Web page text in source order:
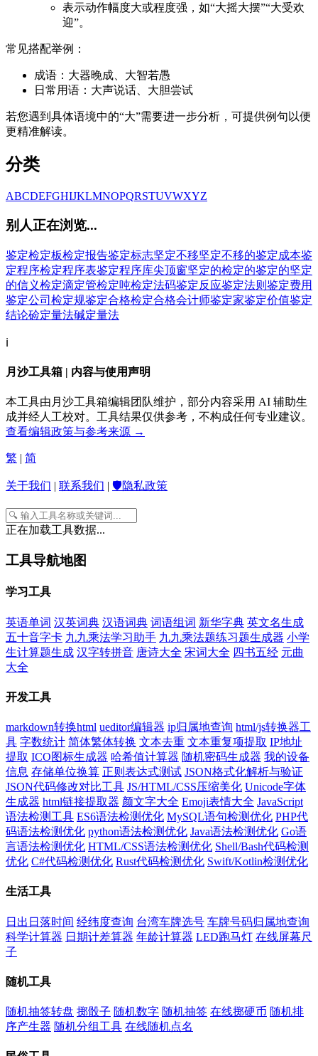
表示动作幅度大或程度强，如“大摇大摆”“大受欢
迎”。
常见搭配举例：
成语：大器晚成、大智若愚
日常用语：大声说话、大胆尝试
若您遇到具体语境中的“大”需要进一步分析，可提供例句以便
更精准解读。
分类
ABCDEFGHIJKLMNOPQRSTUVWXYZ
别人正在浏览...
鉴定检定板检定报告鉴定标志坚定不移坚定不移的鉴定成本鉴
定程序检定程序表鉴定程序库尖顶窗坚定的检定的鉴定的坚定
的信义检定滴定管检定吨检定法码鉴定反应鉴定法则 鉴定费用
鉴定公司 检定规鉴定合格检定合格会计师鉴定家鉴定价值鉴定
结论硷定量法碱定量法
ℹ️
月沙工具箱 | 内容与使用声明
本工具由月沙工具箱编辑团队维护，部分内容采用 AI 辅助生
成并经人工校对。工具结果仅供参考，不构成任何专业建议。
查看编辑政策与参考来源 →
繁 | 简
关于我们 | 联系我们 | 🛡️隐私政策
正在加载工具数据...
工具导航地图
学习工具
英语单词 汉英词典 汉语词典 词语组词 新华字典 英文名生成
五十音字卡 九九乘法学习助手 九九乘法题练习题生成器 小学
生计算题生成 汉字转拼音 唐诗大全 宋词大全 四书五经 元曲
大全
开发工具
markdown转换html ueditor编辑器 ip归属地查询 html/js转换器工
具 字数统计 简体繁体转换 文本去重 文本重复项提取 IP地址
提取 ICO图标生成器 哈希值计算器 随机密码生成器 我的设备
信息 存储单位换算 正则表达式测试 JSON格式化解析与验证
JSON代码修改对比工具 JS/HTML/CSS压缩美化 Unicode字体
生成器 html链接提取器 颜文字大全 Emoji表情大全 JavaScript
语法检测工具 ES6语法检测优化 MySQL语句检测优化 PHP代
码语法检测优化 python语法检测优化 Java语法检测优化 Go语
言语法检测优化 HTML/CSS语法检测优化 Shell/Bash代码检测
优化 C#代码检测优化 Rust代码检测优化 Swift/Kotlin检测优化
生活工具
日出日落时间 经纬度查询 台湾车牌选号 车牌号码归属地查询
科学计算器 日期计差算器 年龄计算器 LED跑马灯 在线屏幕尺
子
随机工具
随机抽签转盘 掷骰子 随机数字 随机抽签 在线掷硬币 随机排
序产生器 随机分组工具 在线随机点名